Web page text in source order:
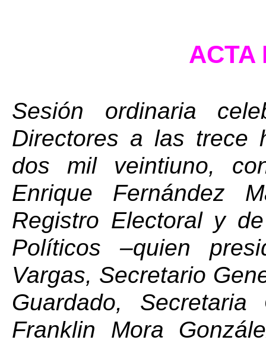
ACTA
Sesión ordinaria
Directores a las trece
dos mil veintiuno,
Enrique Fernández
Registro Electoral y
Políticos –quien
Vargas, Secretario
Guardado,
Franklin Mora